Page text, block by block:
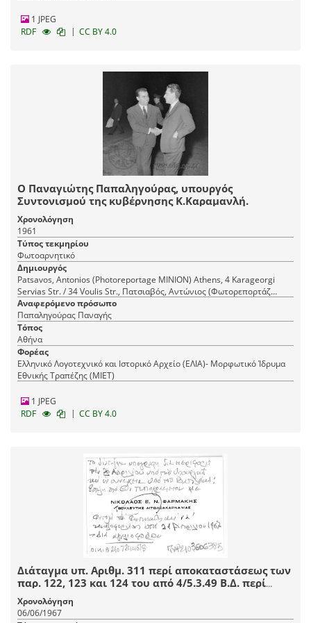
1 JPEG
RDF
| CC BY 4.0
Ο Παναγιώτης Παπαληγούρας, υπουργός
Συντονισμού της κυβέρνησης Κ.Καραμανλή.
Χρονολόγηση
1961
Τύπος τεκμηρίου
Φωτοαρνητικό
Δημιουργός
Patsavos, Antonios (Photoreportage ΜΙΝΙΟΝ) Athens, 4 Karageorgi
Servias Str. / 34 Voulis Str., Πατσιαβός, Αντώνιος (Φωτορεπορτάζ
ΜΙΝΙΟΝ) Αθήνα, Καραγεώργη Σερβίας 4 / Βουλής 34
Αναφερόμενο πρόσωπο
Παπαληγούρας Παναγής
Τόπος
Αθήνα
Φορέας
Ελληνικό Λογοτεχνικό και Ιστορικό Αρχείο (ΕΛΙΑ)- Μορφωτικό Ίδρυμα
Εθνικής Τραπέζης (ΜΙΕΤ)
1 JPEG
RDF
| CC BY 4.0
Διάταγμα υπ. Αριθμ. 311 περί αποκαταστάσεως των
παρ. 122, 123 και 124 του από 4/5.3.49 Β.Δ. περί
κυρώσεως κανονισμού της εν ταις πόλεσι και
φρουρίοις υπηρεσίας των στρατευμάτων
Χρονολόγηση
06/06/1967